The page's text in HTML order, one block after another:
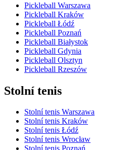
Pickleball Warszawa
Pickleball Kraków
Pickleball Łódź
Pickleball Poznań
Pickleball Białystok
Pickleball Gdynia
Pickleball Olsztyn
Pickleball Rzeszów
Stolní tenis
Stolní tenis Warszawa
Stolní tenis Kraków
Stolní tenis Łódź
Stolní tenis Wrocław